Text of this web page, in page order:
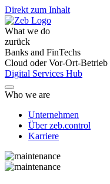
Direkt zum Inhalt
What we do
zurück
Banks and FinTechs
Cloud oder Vor-Ort-Betrieb
Digital Services Hub
Who we are
Unternehmen
Über zeb.control
Karriere